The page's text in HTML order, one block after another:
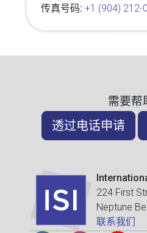
传真号码: +1 (904) 212-
需要帮
透过电话申请
224 First
Neptune
联系我们